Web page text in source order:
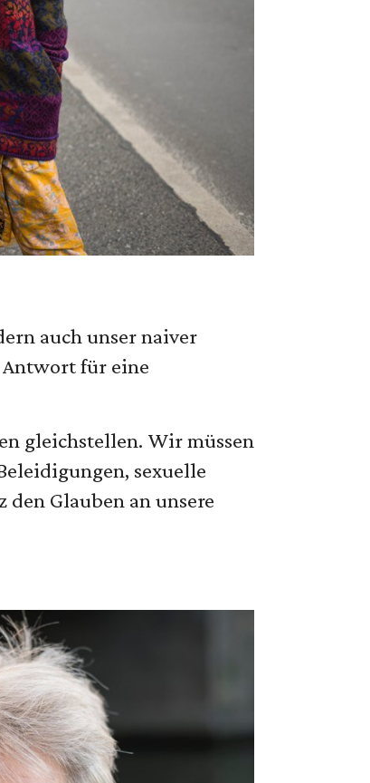
auch unser naiver
für eine
gleichstellen. Wir müssen
sexuelle
Glauben an unsere